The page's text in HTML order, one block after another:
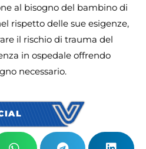
al bisogno del bambino di
rispetto delle sue esigenze,
il rischio di trauma del
in ospedale offrendo
necessario.